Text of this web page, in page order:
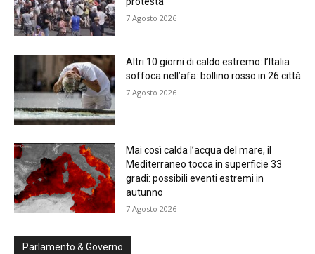
7 Agosto 2026
Altri 10 giorni di caldo estremo: l’Italia
soffoca nell’afa: bollino rosso in 26 città
7 Agosto 2026
Mai così calda l’acqua del mare, il
Mediterraneo tocca in superficie 33
gradi: possibili eventi estremi in
autunno
7 Agosto 2026
Parlamento & Governo